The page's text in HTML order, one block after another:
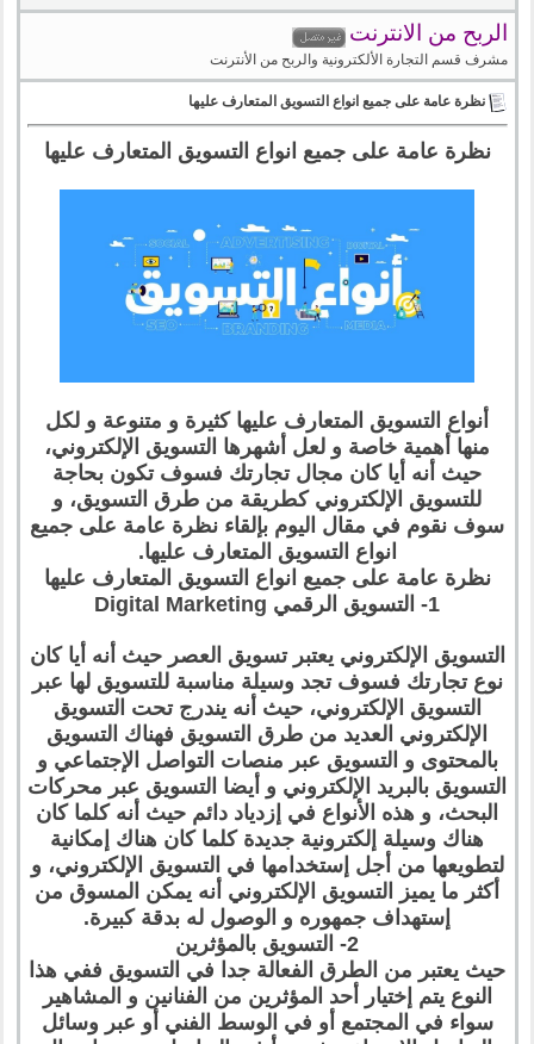
الربح من الانترنت
مشرف قسم التجارة الألكترونية والربح من الأنترنت
نظرة عامة على جميع انواع التسويق المتعارف عليها
نظرة عامة على جميع انواع التسويق المتعارف عليها
أنواع التسويق المتعارف عليها كثيرة و متنوعة و لكل
منها أهمية خاصة و لعل أشهرها التسويق الإلكتروني،
حيث أنه أيا كان مجال تجارتك فسوف تكون بحاجة
للتسويق الإلكتروني كطريقة من طرق التسويق، و
سوف نقوم في مقال اليوم بإلقاء نظرة عامة على جميع
انواع التسويق المتعارف عليها.
نظرة عامة على جميع انواع التسويق المتعارف عليها
1- التسويق الرقمي Digital Marketing
التسويق الإلكتروني يعتبر تسويق العصر حيث أنه أيا كان
نوع تجارتك فسوف تجد وسيلة مناسبة للتسويق لها عبر
التسويق الإلكتروني، حيث أنه يندرج تحت التسويق
الإلكتروني العديد من طرق التسويق فهناك التسويق
بالمحتوى و التسويق عبر منصات التواصل الإجتماعي و
التسويق بالبريد الإلكتروني و أيضا التسويق عبر محركات
البحث، و هذه الأنواع في إزدياد دائم حيث أنه كلما كان
هناك وسيلة إلكترونية جديدة كلما كان هناك إمكانية
لتطويعها من أجل إستخدامها في التسويق الإلكتروني، و
أكثر ما يميز التسويق الإلكتروني أنه يمكن المسوق من
إستهداف جمهوره و الوصول له بدقة كبيرة.
2- التسويق بالمؤثرين
حيث يعتبر من الطرق الفعالة جدا في التسويق ففي هذا
النوع يتم إختيار أحد المؤثرين من الفنانين و المشاهير
سواء في المجتمع أو في الوسط الفني أو عبر وسائل